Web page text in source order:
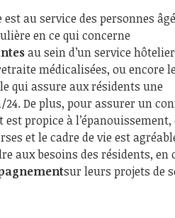
au service des personnes
en ce qui concerne
au sein d’un service
médicalisées, ou encore
qui assure aux résidents une
De plus, pour assurer un
propice à l’épanouissement,
et le cadre de vie est
aux besoins des résidents, en
sur leurs projets de